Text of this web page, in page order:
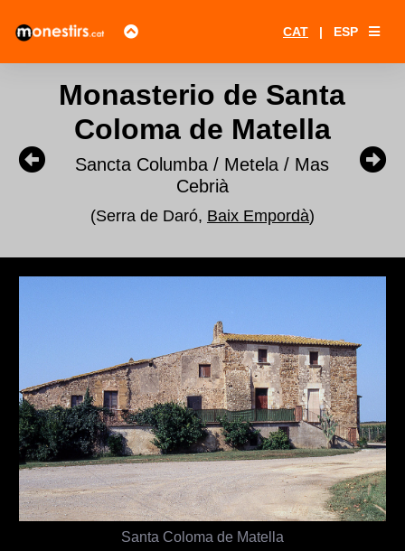
CAT | ESP
Monasterio de Santa
Coloma de Matella
Sancta Columba / Metela / Mas
Cebrià
(Serra de Daró, Baix Empordà)
Santa Coloma de Matella